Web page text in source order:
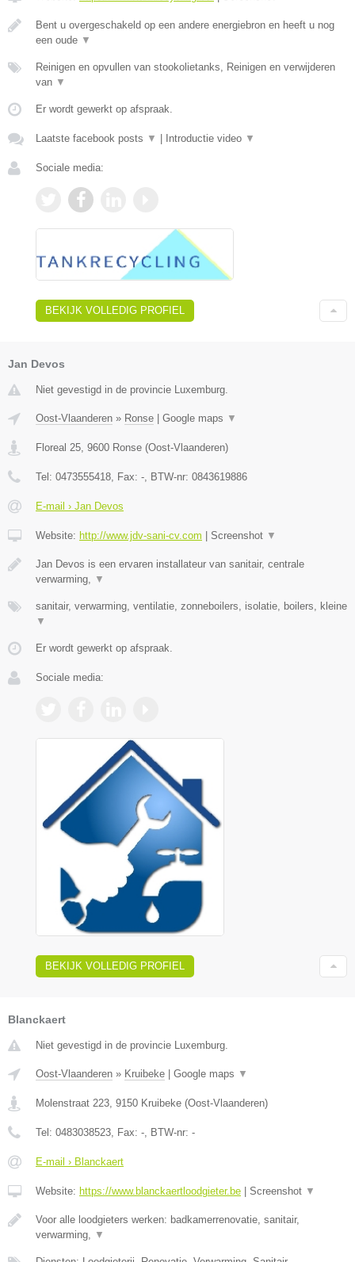
Bent u overgeschakeld op een andere energiebron en heeft u nog
een oude ▼
Reinigen en opvullen van stookolietanks, Reinigen en verwijderen
van ▼
Er wordt gewerkt op afspraak.
Laatste facebook posts ▼ | Introductie video ▼
Sociale media:
BEKIJK VOLLEDIG PROFIEL
Jan Devos
Niet gevestigd in de provincie Luxemburg.
Oost-Vlaanderen » Ronse Google maps ▼
Floreal 25 9600 Ronse (Oost-Vlaanderen)
Tel: 0473555418 , Fax: - , BTW-nr: 0843619886
E-mail › Jan Devos
Website: http://www.jdv-sani-cv.com Screenshot ▼
Jan Devos is een ervaren installateur van sanitair, centrale
verwarming,
▼
sanitair, verwarming, ventilatie, zonneboilers, isolatie, boilers, kleine
▼
Er wordt gewerkt op afspraak.
Sociale media:
BEKIJK VOLLEDIG PROFIEL
Blanckaert
Niet gevestigd in de provincie Luxemburg.
Oost-Vlaanderen » Kruibeke Google maps ▼
Molenstraat 223 9150 Kruibeke (Oost-Vlaanderen)
Tel: 0483038523 , Fax: - , BTW-nr: -
E-mail › Blanckaert
Website: https://www.blanckaertloodgieter.be Screenshot ▼
Voor alle loodgieters werken: badkamerrenovatie, sanitair,
verwarming,
▼